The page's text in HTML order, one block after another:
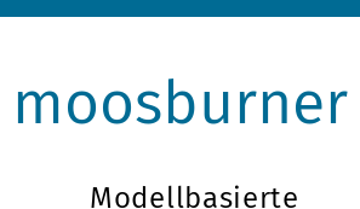
moosburner
Modellbasierte